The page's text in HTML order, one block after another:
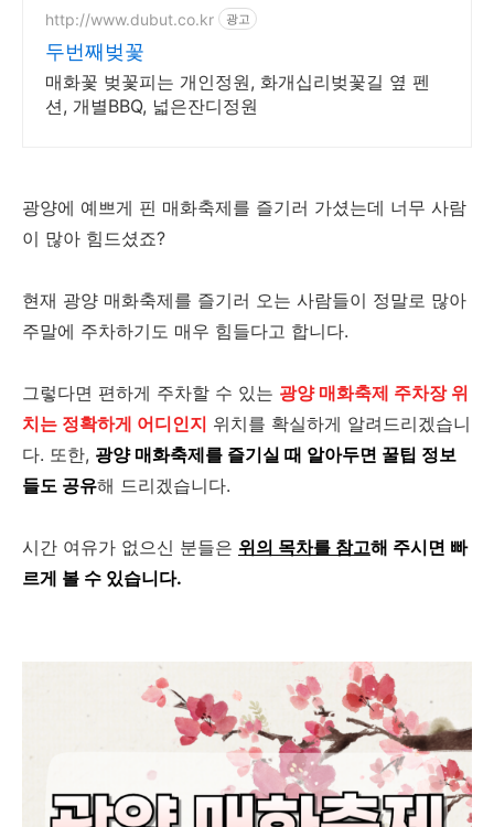
직영 맞춤생수 제작
http://www.dubut.co.kr 광고
두번째벚꽃
매화꽃 벚꽃피는 개인정원, 화개십리벚꽃길 옆 펜
션, 개별BBQ, 넓은잔디정원
광양에 예쁘게 핀 매화축제를 즐기러 가셨는데 너무 사람
이 많아 힘드셨죠?
현재 광양 매화축제를 즐기러 오는 사람들이 정말로 많아
주말에 주차하기도 매우 힘들다고 합니다.
그렇다면 편하게 주차할 수 있는 광양 매화축제 주차장 위
치는 정확하게 어디인지 위치를 확실하게 알려드리겠습니
다. 또한, 광양 매화축제를 즐기실 때 알아두면 꿀팁 정보
들도 공유해 드리겠습니다.
시간 여유가 없으신 분들은 위의 목차를 참고해 주시면 빠
르게 볼 수 있습니다.